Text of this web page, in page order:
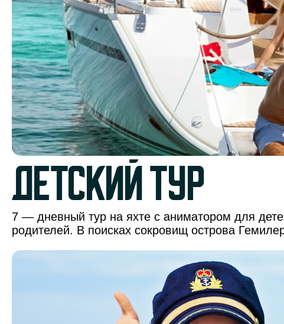
детский тур
7 — дневный тур на яхте c аниматором для
родителей. В поисках сокровищ острова